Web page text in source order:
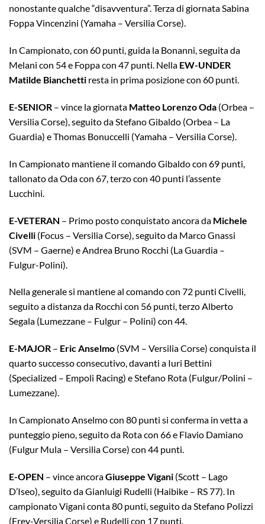
nonostante qualche “disavventura”. Terza di giornata Sabina
Foppa Vincenzini (Yamaha – Versilia Corse).
In Campionato, con 60 punti, guida la Bonanni, seguita da
Melani con 54 e Foppa con 47 punti. Nella EW-UNDER
Matilde Bianchetti resta in prima posizione con 60 punti.
E-SENIOR – vince la giornata Matteo Lorenzo Oda (Orbea –
Versilia Corse), seguito da Stefano Gibaldo (Orbea – La
Guardia) e Thomas Bonuccelli (Yamaha – Versilia Corse).
In Campionato mantiene il comando Gibaldo con 69 punti,
tallonato da Oda con 67, terzo con 40 punti l’assente
Lucchini.
E-VETERAN – Primo posto conquistato ancora da Michele
Civelli (Focus – Versilia Corse), seguito da Marco Gnassi
(SVM – Gaerne) e Andrea Bruno Rocchi (La Guardia –
Fulgur-Polini).
Nella generale si mantiene al comando con 72 punti Civelli,
seguito a distanza da Rocchi con 56 punti, terzo Alberto
Segala (Lumezzane – Fulgur – Polini) con 44.
E-MAJOR – Eric Anselmo (SVM – Versilia Corse) conquista il
quarto successo consecutivo, davanti a Iuri Bettini
(Specialized – Empoli Racing) e Stefano Rota (Fulgur/Polini –
Lumezzane).
In Campionato Anselmo con 80 punti si conferma in vetta a
punteggio pieno, seguito da Rota con 66 e Flavio Damiano
(Fulgur Mula – Versilia Corse) con 44 punti.
E-OPEN – vince ancoraGiuseppe Vigani (Scott – Lago
D’Iseo), seguito da Gianluigi Rudelli (Haibike – RS 77). In
campionato Vigani conta 80 punti, seguito da Stefano Polizzi
(Frey-Versilia Corse) e Rudelli con 17 punti.